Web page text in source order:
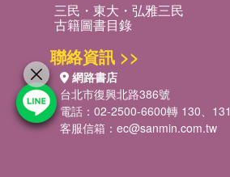
三民・東大・弘雅三民
古籍圖書目錄
聯絡資訊 >>
網路書店
台北市復興北路386號
電話：02-2500-6600轉 130、131
客服信箱： ec@sanmin.com.tw